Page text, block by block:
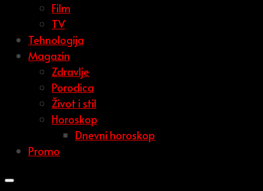
Film
TV
Tehnologija
Magazin
Zdravlje
Porodica
Život i stil
Horoskop
Dnevni horoskop
Promo